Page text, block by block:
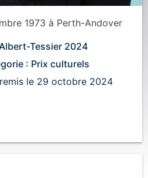
1973 à Perth-Andover
Tessier 2024
: Prix culturels
le 29 octobre 2024